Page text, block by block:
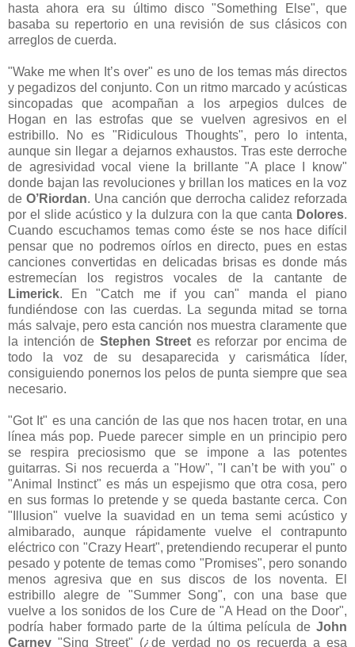
hasta ahora era su último disco "Something Else", que
basaba su repertorio en una revisión de sus clásicos con
arreglos de cuerda.
"Wake me when It’s over" es uno de los temas más directos
y pegadizos del conjunto. Con un ritmo marcado y acústicas
sincopadas que acompañan a los arpegios dulces de
Hogan en las estrofas que se vuelven agresivos en el
estribillo. No es "Ridiculous Thoughts", pero lo intenta,
aunque sin llegar a dejarnos exhaustos. Tras este derroche
de agresividad vocal viene la brillante "A place I know"
donde bajan las revoluciones y brillan los matices en la voz
de O’Riordan. Una canción que derrocha calidez reforzada
por el slide acústico y la dulzura con la que canta Dolores.
Cuando escuchamos temas como éste se nos hace difícil
pensar que no podremos oírlos en directo, pues en estas
canciones convertidas en delicadas brisas es donde más
estremecían los registros vocales de la cantante de
Limerick. En "Catch me if you can" manda el piano
fundiéndose con las cuerdas. La segunda mitad se torna
más salvaje, pero esta canción nos muestra claramente que
la intención de Stephen Street es reforzar por encima de
todo la voz de su desaparecida y carismática líder,
consiguiendo ponernos los pelos de punta siempre que sea
necesario.
"Got It" es una canción de las que nos hacen trotar, en una
línea más pop. Puede parecer simple en un principio pero
se respira preciosismo que se impone a las potentes
guitarras. Si nos recuerda a "How", "I can’t be with you" o
"Animal Instinct" es más un espejismo que otra cosa, pero
en sus formas lo pretende y se queda bastante cerca. Con
"Illusion" vuelve la suavidad en un tema semi acústico y
almibarado, aunque rápidamente vuelve el contrapunto
eléctrico con "Crazy Heart", pretendiendo recuperar el punto
pesado y potente de temas como "Promises", pero sonando
menos agresiva que en sus discos de los noventa. El
estribillo alegre de "Summer Song", con una base que
vuelve a los sonidos de los Cure de "A Head on the Door",
podría haber formado parte de la última película de John
Carney "Sing Street" (¿de verdad no os recuerda a esa